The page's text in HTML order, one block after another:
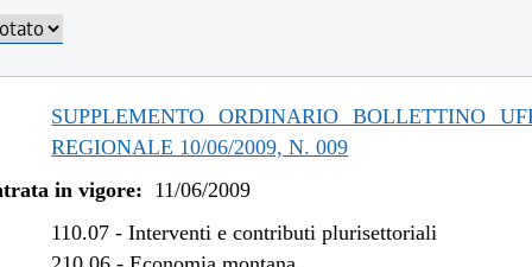
al 06/11/2019
al 30/04/2019
al 31/12/2018
al 11/04/2018
2016 al 31/12/2016
al 31/12/2015
al 10/08/2015
SUPPLEMENTO ORDINARIO BOLLETTINO
REGIONALE 10/06/2009, N. 009
in vigore: 11/06/2009
110.07 -Interventi e contributi plurisettoriali